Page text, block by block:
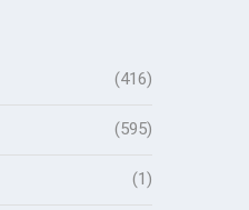
(416)
(595)
(1)